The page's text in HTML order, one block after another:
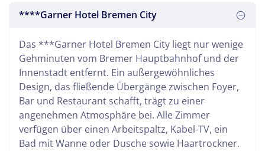
****Garner Hotel Bremen City
Das ***Garner Hotel Bremen City liegt nur wenige
Gehminuten vom Bremer Hauptbahnhof und der
Innenstadt entfernt. Ein außergewöhnliches
Design, das fließende Übergänge zwischen Foyer,
Bar und Restaurant schafft, trägt zu einer
angenehmen Atmosphäre bei. Alle Zimmer
verfügen über einen Arbeitspaltz, Kabel-TV, ein
Bad mit Wanne oder Dusche sowie Haartrockner.